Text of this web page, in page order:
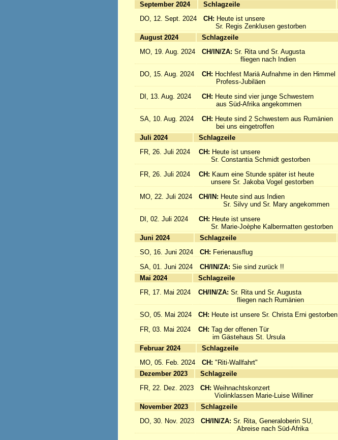
September 2024 Schlagzeile
DO, 12. Sept. 2024
CH: Heute ist unsere
Sr. Regis Zenklusen gestorben
August 2024 Schlagzeile
MO, 19. Aug. 2024
CH/IN/ZA: Sr. Rita und Sr. Augusta
fliegen nach Indien
DO, 15. Aug. 2024 CH: Hochfest Mariä Aufnahme in den Himmel
Profess-Jubiläen
DI, 13. Aug. 2024 CH: Heute sind vier junge Schwestern
aus Süd-Afrika angekommen
SA, 10. Aug. 2024 CH: Heute sind 2 Schwestern aus Rumänien
bei uns eingetroffen
Juli 2024 Schlagzeile
FR, 26. Juli 2024
CH: Heute ist unsere
Sr. Constantia Schmidt gestorben
FR, 26. Juli 2024 CH: Kaum eine Stunde später ist heute
unsere Sr. Jakoba Vogel gestorben
MO, 22. Juli 2024 CH/IN: Heute sind aus Indien
Sr. Silvy und Sr. Mary angekommen
DI, 02. Juli 2024 CH: Heute ist unsere
Sr. Marie-Joèphe Kalbermatten gestorben
Juni 2024 Schlagzeile
SO, 16. Juni 2024
CH: Ferienausflug
SA, 01. Juni 2024
CH/IN/ZA: Sie sind zurück !!
Mai 2024
Schlagzeile
FR, 17. Mai 2024
CH/IN/ZA: Sr. Rita und Sr. Augusta
fliegen nach Rumänien
SO, 05. Mai 2024 CH: Heute ist unsere Sr. Christa Erni gestorben
FR, 03. Mai 2024
CH: Tag der offenen Tür
im Gästehaus St. Ursula
Februar 2024 Schlagzeile
MO, 05. Feb. 2024
CH: "Riti-Wallfahrt"
Dezember 2023
Schlagzeile
FR, 22. Dez. 2023
CH: Weihnachtskonzert
Violinklassen Marie-Luise Williner
November 2023 Schlagzeile
DO, 30. Nov. 2023
CH/IN/ZA: Sr. Rita, Generaloberin SU,
Abreise nach Süd-Afrika